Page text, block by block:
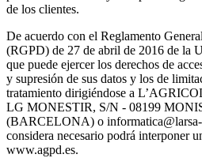
de los clientes.
De acuerdo con el Reglamento
(RGPD) de 27 de abril de 2016 de la
que puede ejercer los derechos de
y supresión de sus datos y los de
tratamiento dirigiéndose a
LG MONESTIR, S/N - 08199
(BARCELONA) o
considera necesario podrá interponer
www.agpd.es.